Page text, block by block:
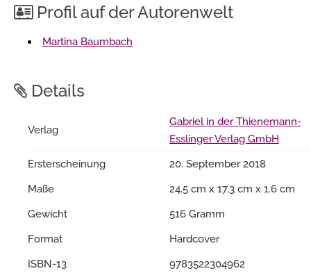
Profil auf der Autorenwelt
Martina Baumbach
Details
Verlag
Gabriel in der Thienemann-
Esslinger Verlag GmbH
Ersterscheinung
20. September 2018
Maße
24.5 cm x 17.3 cm x 1.6 cm
Gewicht
516 Gramm
Format
Hardcover
ISBN-13
9783522304962